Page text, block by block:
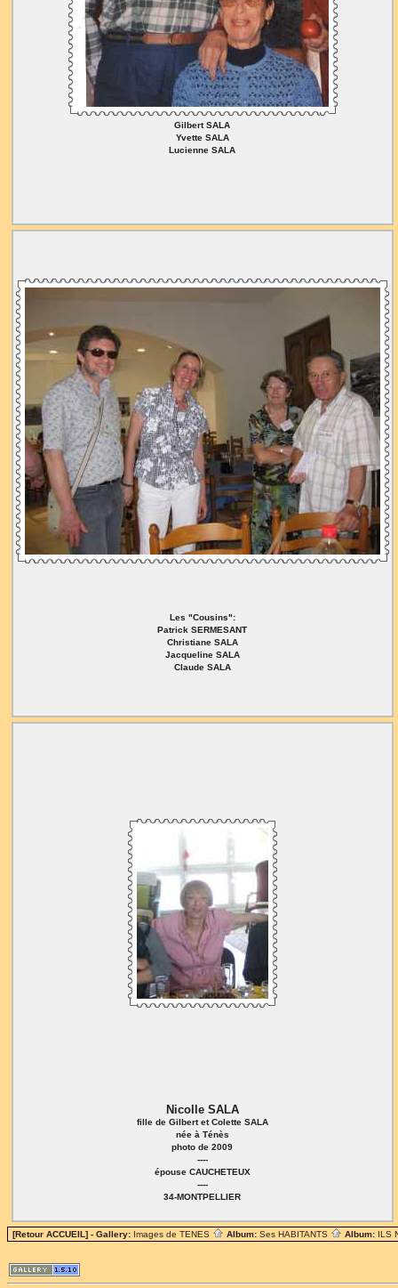
Gilbert SALA
Yvette SALA
Lucienne SALA
Les "Cousins":
Patrick SERMESANT
Christiane SALA
Jacqueline SALA
Claude SALA
Nicolle SALA
fille de Gilbert et Colette SALA
née à Ténès
photo de 2009
----
épouse CAUCHETEUX
----
34-MONTPELLIER
[Retour ACCUEIL] - Gallery: Images de TENES Album: Ses HABITANTS Album: ILS